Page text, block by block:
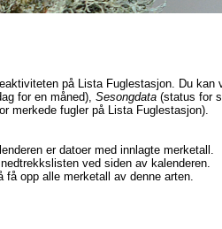
på Lista Fuglestasjon. Du kan
for en måned), Sesongdata (status for
merkede fugler på Lista Fuglestasjon).
er datoer med innlagte merketall.
ved siden av kalenderen.
få opp alle merketall av denne arten.